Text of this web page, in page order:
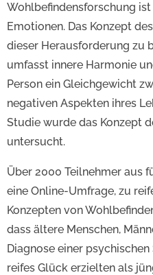
Wohlbefindensforschung
Emotionen. Das Konzept
dieser Herausforderung zu
umfasst innere Harmonie
Person ein Gleichgewicht
negativen Aspekten ihres
Studie wurde das Konzept
untersucht.
Über 2000 Teilnehmer aus
eine Online-Umfrage, zu
Konzepten von
dass ältere Menschen,
Diagnose einer
reifes Glück erzielten als